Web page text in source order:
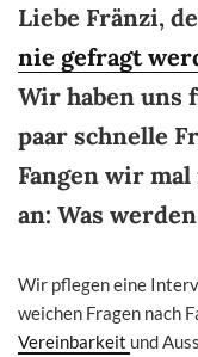
Liebe Fränzi,
nie gefragt
Wir haben uns
paar schnelle
Fangen wir
an: Was
Wir pflegen eine
weichen Fragen nach
Vereinbarkeit und